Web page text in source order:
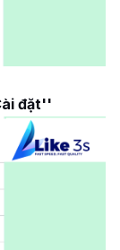
đặt''